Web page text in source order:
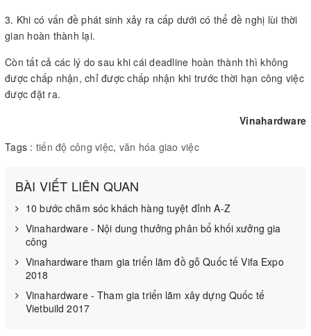
3. Khi có vấn đề phát sinh xảy ra cấp dưới có thể đề nghị lùi thời
gian hoàn thành lại.
Còn tất cả các lý do sau khi cái deadline hoàn thành thì không
được chấp nhận, chỉ được chấp nhận khi trước thời hạn công việc
được đặt ra.
Vinahardware
Tags : tiến độ công việc, văn hóa giao việc
BÀI VIẾT LIÊN QUAN
10 bước chăm sóc khách hàng tuyệt đỉnh A-Z
Vinahardware - Nội dung thưởng phân bổ khối xưởng gia
công
Vinahardware tham gia triển lãm đồ gỗ Quốc tế Vifa Expo
2018
Vinahardware - Tham gia triển lãm xây dựng Quốc tế
Vietbuild 2017